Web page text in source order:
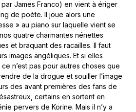
James Franco) en vient à ériger
de poète. Il joue alors une
» au piano sur laquelle vient se
quatre charmantes nénettes
et braquant des racailles. Il faut
images angéliques. Et si elles
n’est pas pour autres choses que
de la drogue et souiller l’image
des avant premières des fans de
certains en sortent en
pervers de Korine. Mais il n’y a